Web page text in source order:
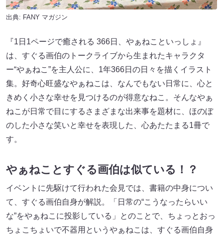
出典: FANY マガジン
『1日1ページで癒される 366日、やぁねこといっしょ』
は、すぐる画伯のトークライブから生まれたキャラクタ
ー“やぁねこ”を主人公に、1年366日の日々を描くイラスト
集。好奇心旺盛なやぁねこは、なんでもない日常に、心と
きめく小さな幸せを見つけるのが得意なねこ。そんなやぁ
ねこが日常で目にするさまざまな出来事を題材に、ほのぼ
のした小さな笑いと幸せを表現した、心あたたまる1冊で
す。
やぁねことすぐる画伯は似ている！？
イベントに先駆けて行われた会見では、書籍の中身につい
て、すぐる画伯自身が解説。「日常の“こうなったらいい
な”をやぁねこに投影している」とのことで、ちょっとおっ
ちょこちょいで不器用というやぁねこは、すぐる画伯自身